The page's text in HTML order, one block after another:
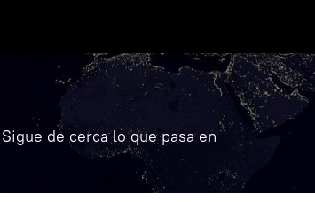
de cerca lo que pasa en